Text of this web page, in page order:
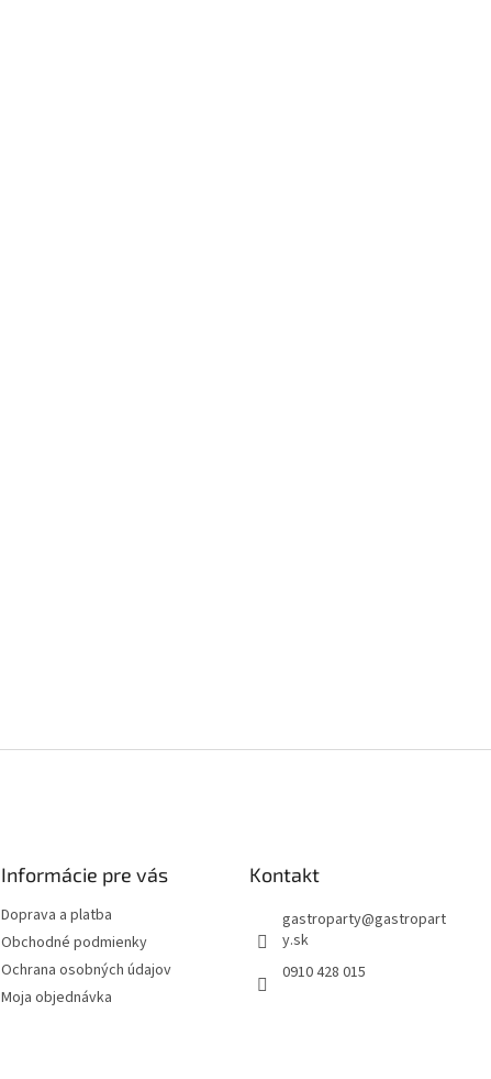
Informácie pre vás
Doprava a platba
Obchodné podmienky
Ochrana osobných údajov
Moja objednávka
Kontakt
gastroparty@gastropart
y.sk
0910 428 015